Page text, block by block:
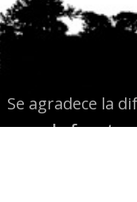
Se agradece la
la fuente